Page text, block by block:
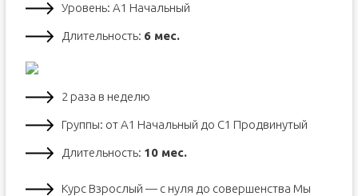
Уровень: А1 Начальный
Длительность: 6 мес.
2 раза в неделю
Группы: от А1 Начальный до С1 Продвинутый
Длительность: 10 мес.
Курс Взрослый — с нуля до совершенства Мы